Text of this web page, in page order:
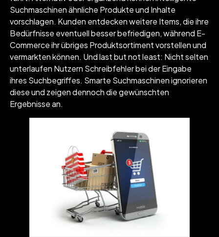
Suchmaschinen ähnliche Produkte und Inhalte
vorschlagen. Kunden entdecken weitere Items, die ihre
Bedürfnisse eventuell besser befriedigen, während E-
Commerce ihr übriges Produktsortiment vorstellen und
vermarkten können. Und last but not least: Nicht selten
unterlaufen Nutzern Schreibfehler bei der Eingabe
ihres Suchbegriffes. Smarte Suchmaschinen ignorieren
diese und zeigen dennoch die gewünschten
Ergebnisse an.